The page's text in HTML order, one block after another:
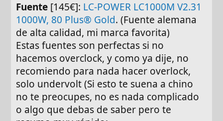
Fuente [145€]: LC-POWER LC1000M V2.31
1000W, 80 Plus® Gold. (Fuente alemana
de alta calidad, mi marca favorita)
Estas fuentes son perfectas si no
hacemos overclock, y como ya dije, no
recomiendo para nada hacer overlock,
solo undervolt (Si esto te suena a chino
no te preocupes, no es nada complicado
o algo que debas de saber pero te